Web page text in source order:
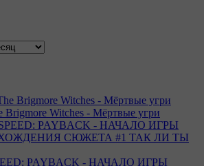
Brigmore Witches - Мёртвые угри
PAYBACK - НАЧАЛО ИГРЫ